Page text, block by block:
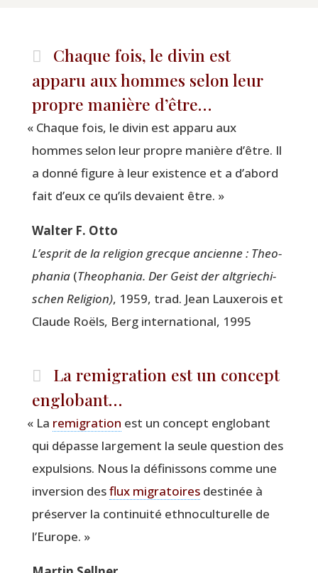
Chaque fois, le divin est
apparu aux hommes selon leur
propre manière d’être…
« Chaque fois, le divin est appa­ru aux
hommes selon leur propre manière d’être. Il
a don­né figure à leur exis­tence et a d’abord
fait d’eux ce qu’ils devaient être. »
Wal­ter F. Otto
L’es­prit de la reli­gion grecque ancienne : Theo­
pha­nia(Theo­pha­nia. Der Geist der alt­grie­chi­
schen Reli­gion), 1959, trad. Jean Lauxe­rois et
Claude Roëls, Berg inter­na­tio­nal, 1995
La remigration est un concept
englobant…
« La remi­gra­tion est un concept englo­bant
qui dépasse lar­ge­ment la seule ques­tion des
expul­sions. Nous la défi­nis­sons comme une
inver­sion desflux migra­toiresdes­ti­née à
pré­ser­ver la conti­nui­té eth­no­cul­tu­relle de
l’Europe. »